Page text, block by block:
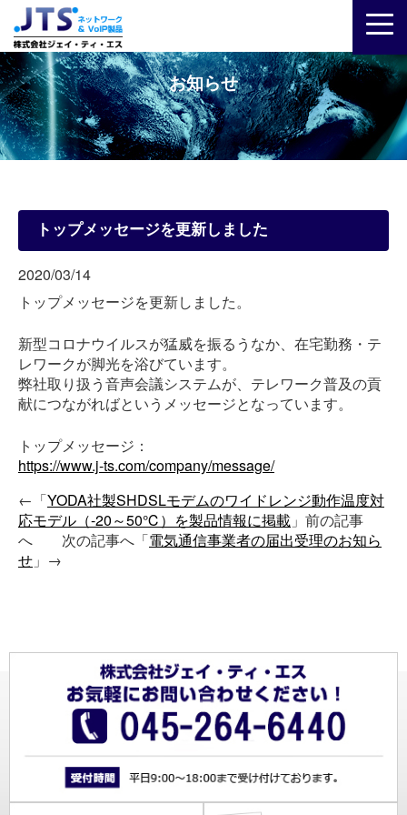
お知らせ
トップメッセージを更新しました
2020/03/14
トップメッセージを更新しました。
新型コロナウイルスが猛威を振るうなか、在宅勤務・テ
レワークが脚光を浴びています。
弊社取り扱う音声会議システムが、テレワーク普及の貢
献につながればというメッセージとなっています。
トップメッセージ：
https://www.j-ts.com/company/message/
←「YODA社製SHDSLモデムのワイドレンジ動作温度対
応モデル（-20～50℃）を製品情報に掲載 」前の記事
へ 次の記事へ「電気通信事業者の届出受理のお知ら
せ 」→